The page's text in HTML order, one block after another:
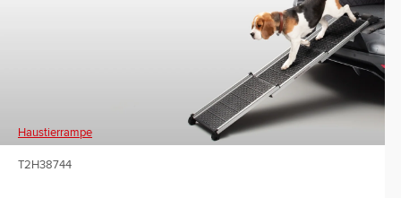
Haustierrampe
T2H38744